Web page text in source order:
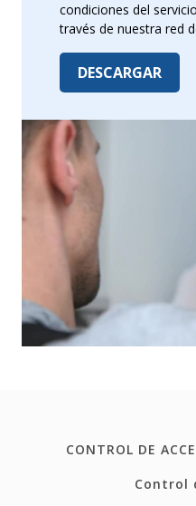
condiciones del
través de nuestra red
DESCARGAR
CONTROL DE
Control